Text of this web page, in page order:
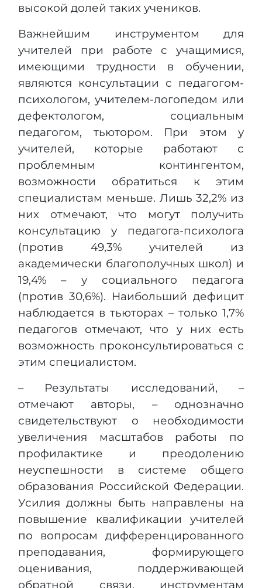
высокой долей таких учеников.
Важнейшим инструментом для
учителей при работе с учащимися,
имеющими трудности в обучении,
являются консультации с педагогом-
психологом, учителем-логопедом или
дефектологом, социальным
педагогом, тьютором. При этом у
учителей, которые работают с
проблемным контингентом,
возможности обратиться к этим
специалистам меньше. Лишь 32,2% из
них отмечают, что могут получить
консультацию у педагога-психолога
(против 49,3% учителей из
академически благополучных школ) и
19,4% – у социального педагога
(против 30,6%). Наибольший дефицит
наблюдается в тьюторах – только 1,7%
педагогов отмечают, что у них есть
возможность проконсультироваться с
этим специалистом.
– Результаты исследований, –
отмечают авторы, – однозначно
свидетельствуют о необходимости
увеличения масштабов работы по
профилактике и преодолению
неуспешности в системе общего
образования Российской Федерации.
Усилия должны быть направлены на
повышение квалификации учителей
по вопросам дифференцированного
преподавания, формирующего
оценивания, поддерживающей
обратной связи, инструментам